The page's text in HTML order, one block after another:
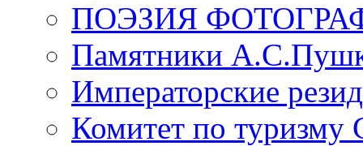
ПОЭЗИЯ
Памятники
Императорские
Комитет по туризму